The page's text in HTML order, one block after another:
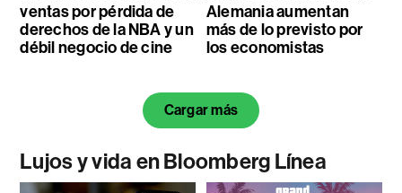
ventas por pérdida de
derechos de la NBA y un
débil negocio de cine
Alemania aumentan
más de lo previsto por
los economistas
Cargar más
Lujos y vida en Bloomberg Línea